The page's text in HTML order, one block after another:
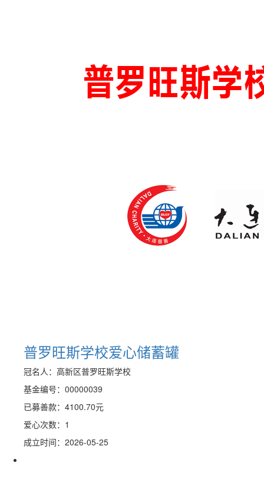
普罗旺斯学校爱心储蓄罐
冠名人：高新区普罗旺斯学校
基金编号：00000039
已募善款： 4100.70元
爱心次数：1
成立时间：2026-05-25